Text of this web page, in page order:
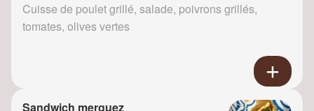
Cuisse de poulet grillé, salade, poivrons grillés,
tomates, olives vertes
Sandwich merguez